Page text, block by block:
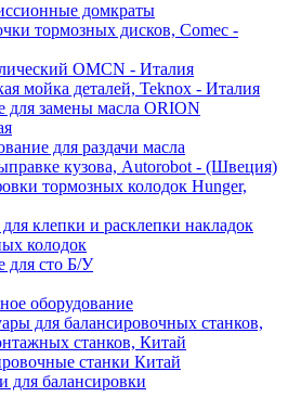
домкраты
тормозных дисков, Comec -
OMCN - Италия
мойка деталей, Teknox - Италия
для замены масла ORION
для раздачи масла
кузова, Autorobot - (Швеция)
тормозных колодок Hunger,
клепки и расклепки накладок
колодок
для сто Б/У
оборудование
для балансировочных станков,
станков, Китай
станки Китай
для балансировки